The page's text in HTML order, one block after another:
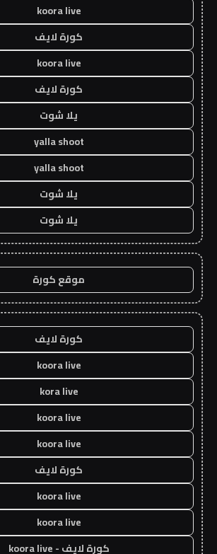
koora live
كورة لايف
koora live
كورة لايف
يلا شوت
yalla shoot
yalla shoot
يلا شوت
يلا شوت
موقع كورة
كورة لايف
koora live
kora live
koora live
koora live
كورة لايف
koora live
koora live
كورة لايف - koora live